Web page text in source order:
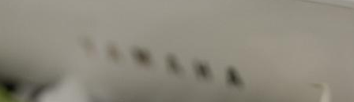
ÜBER MICH